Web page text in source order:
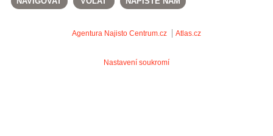
Agentura Najisto Centrum.cz Atlas.cz
Nastavení soukromí